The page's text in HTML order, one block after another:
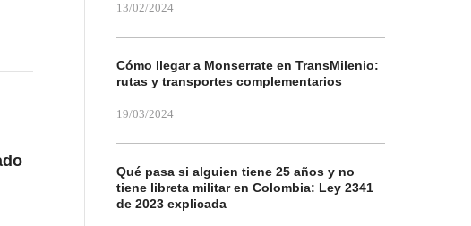
13/02/2024
Cómo llegar a Monserrate en TransMilenio:
rutas y transportes complementarios
19/03/2024
Qué pasa si alguien tiene 25 años y no
tiene libreta militar en Colombia: Ley 2341
de 2023 explicada